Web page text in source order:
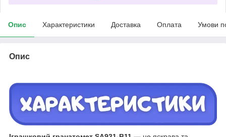
Опис Характеристики Доставка Оплата Умови
Опис